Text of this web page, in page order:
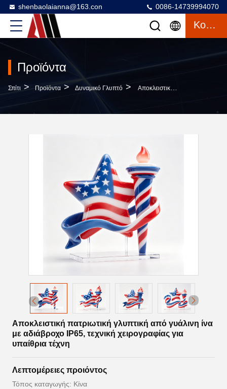
shenbaolaianna@163.con 0086-14739994070
Κουβέντα
Προϊόντα
Σπίτι > Προϊόντα > Δυναμικό Γλυπτό > Αποκλειστική Πατριωτική Γλυπτική Από Γυάλινη Ίνα Με Αδιάβροχο IP65, Τεχνική Χειρογραφίας Για Υπαίθρια Τέχνη
Αποκλειστική πατριωτική γλυπτική από γυάλινη ίνα
με αδιάβροχο IP65, τεχνική χειρογραφίας για
υπαίθρια τέχνη
Λεπτομέρειες προιόντος
Τόπος καταγωγής: Κίνα